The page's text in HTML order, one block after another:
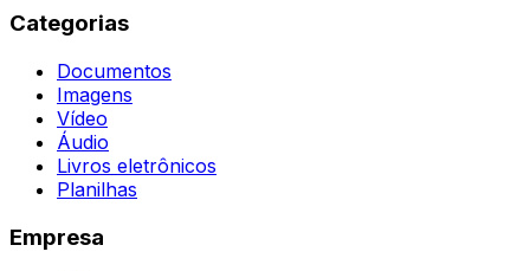
Categorias
Documentos
Imagens
Vídeo
Áudio
Livros eletrônicos
Planilhas
Empresa